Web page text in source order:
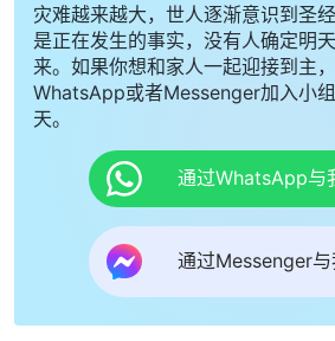
灾难越来越大，世人逐渐意识到圣
是正在发生的事实，没有人确定明
来。如果你想和家人一起迎接到主
WhatsApp或者Messenger加入小
天。
通过WhatsApp与
通过Messenger与